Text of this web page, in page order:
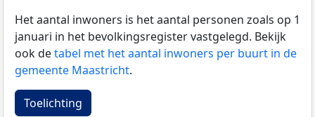
Het aantal inwoners is het aantal personen zoals op 1
januari in het bevolkingsregister vastgelegd. Bekijk
ook detabel met het aantal inwoners per buurt in de
gemeente Maastricht.
Toelichting